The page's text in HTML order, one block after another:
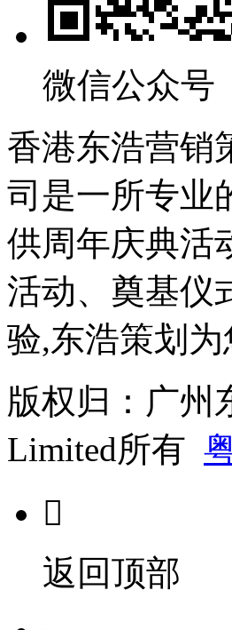
微信公众号
香港东浩营销
司是一所专业
供周年庆典活
活动、奠基仪
验,东浩策划
版权归：广州
Limited所有

返回顶部